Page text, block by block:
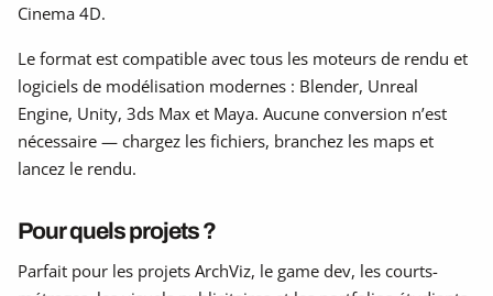
Cinema 4D.
Le format est compatible avec tous les moteurs de rendu et
logiciels de modélisation modernes : Blender, Unreal
Engine, Unity, 3ds Max et Maya. Aucune conversion n’est
nécessaire — chargez les fichiers, branchez les maps et
lancez le rendu.
Pour quels projets ?
Parfait pour les projets ArchViz, le game dev, les courts-